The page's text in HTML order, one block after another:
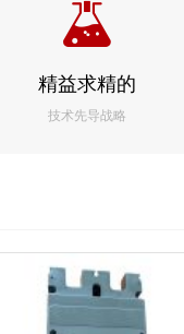
精益求精的
技术先导战略